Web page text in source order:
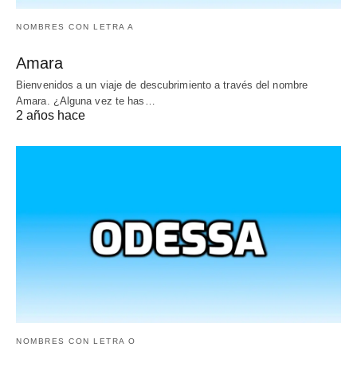
NOMBRES CON LETRA A
Amara
Bienvenidos a un viaje de descubrimiento a través del nombre
Amara. ¿Alguna vez te has…
2 años hace
NOMBRES CON LETRA O